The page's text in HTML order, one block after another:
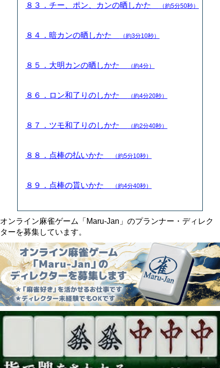
８３．チー、ポン、カンの晒しかた （約5分50秒）
８４．暗カンの晒しかた （約3分10秒）
８５．大明カンの晒しかた （約4分）
８６．ロン和了りのしかた （約4分20秒）
８７．ツモ和了りのしかた （約2分40秒）
８８．点棒の払いかた （約5分10秒）
８９．点棒の貰いかた （約4分40秒）
オンライン麻雀ゲーム「Maru-Jan」のプランナー・ディレク
ターを募集しています。